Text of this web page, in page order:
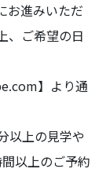
お進みいただ
、ご希望の日
】より通
以上の見学や
以上のご予約